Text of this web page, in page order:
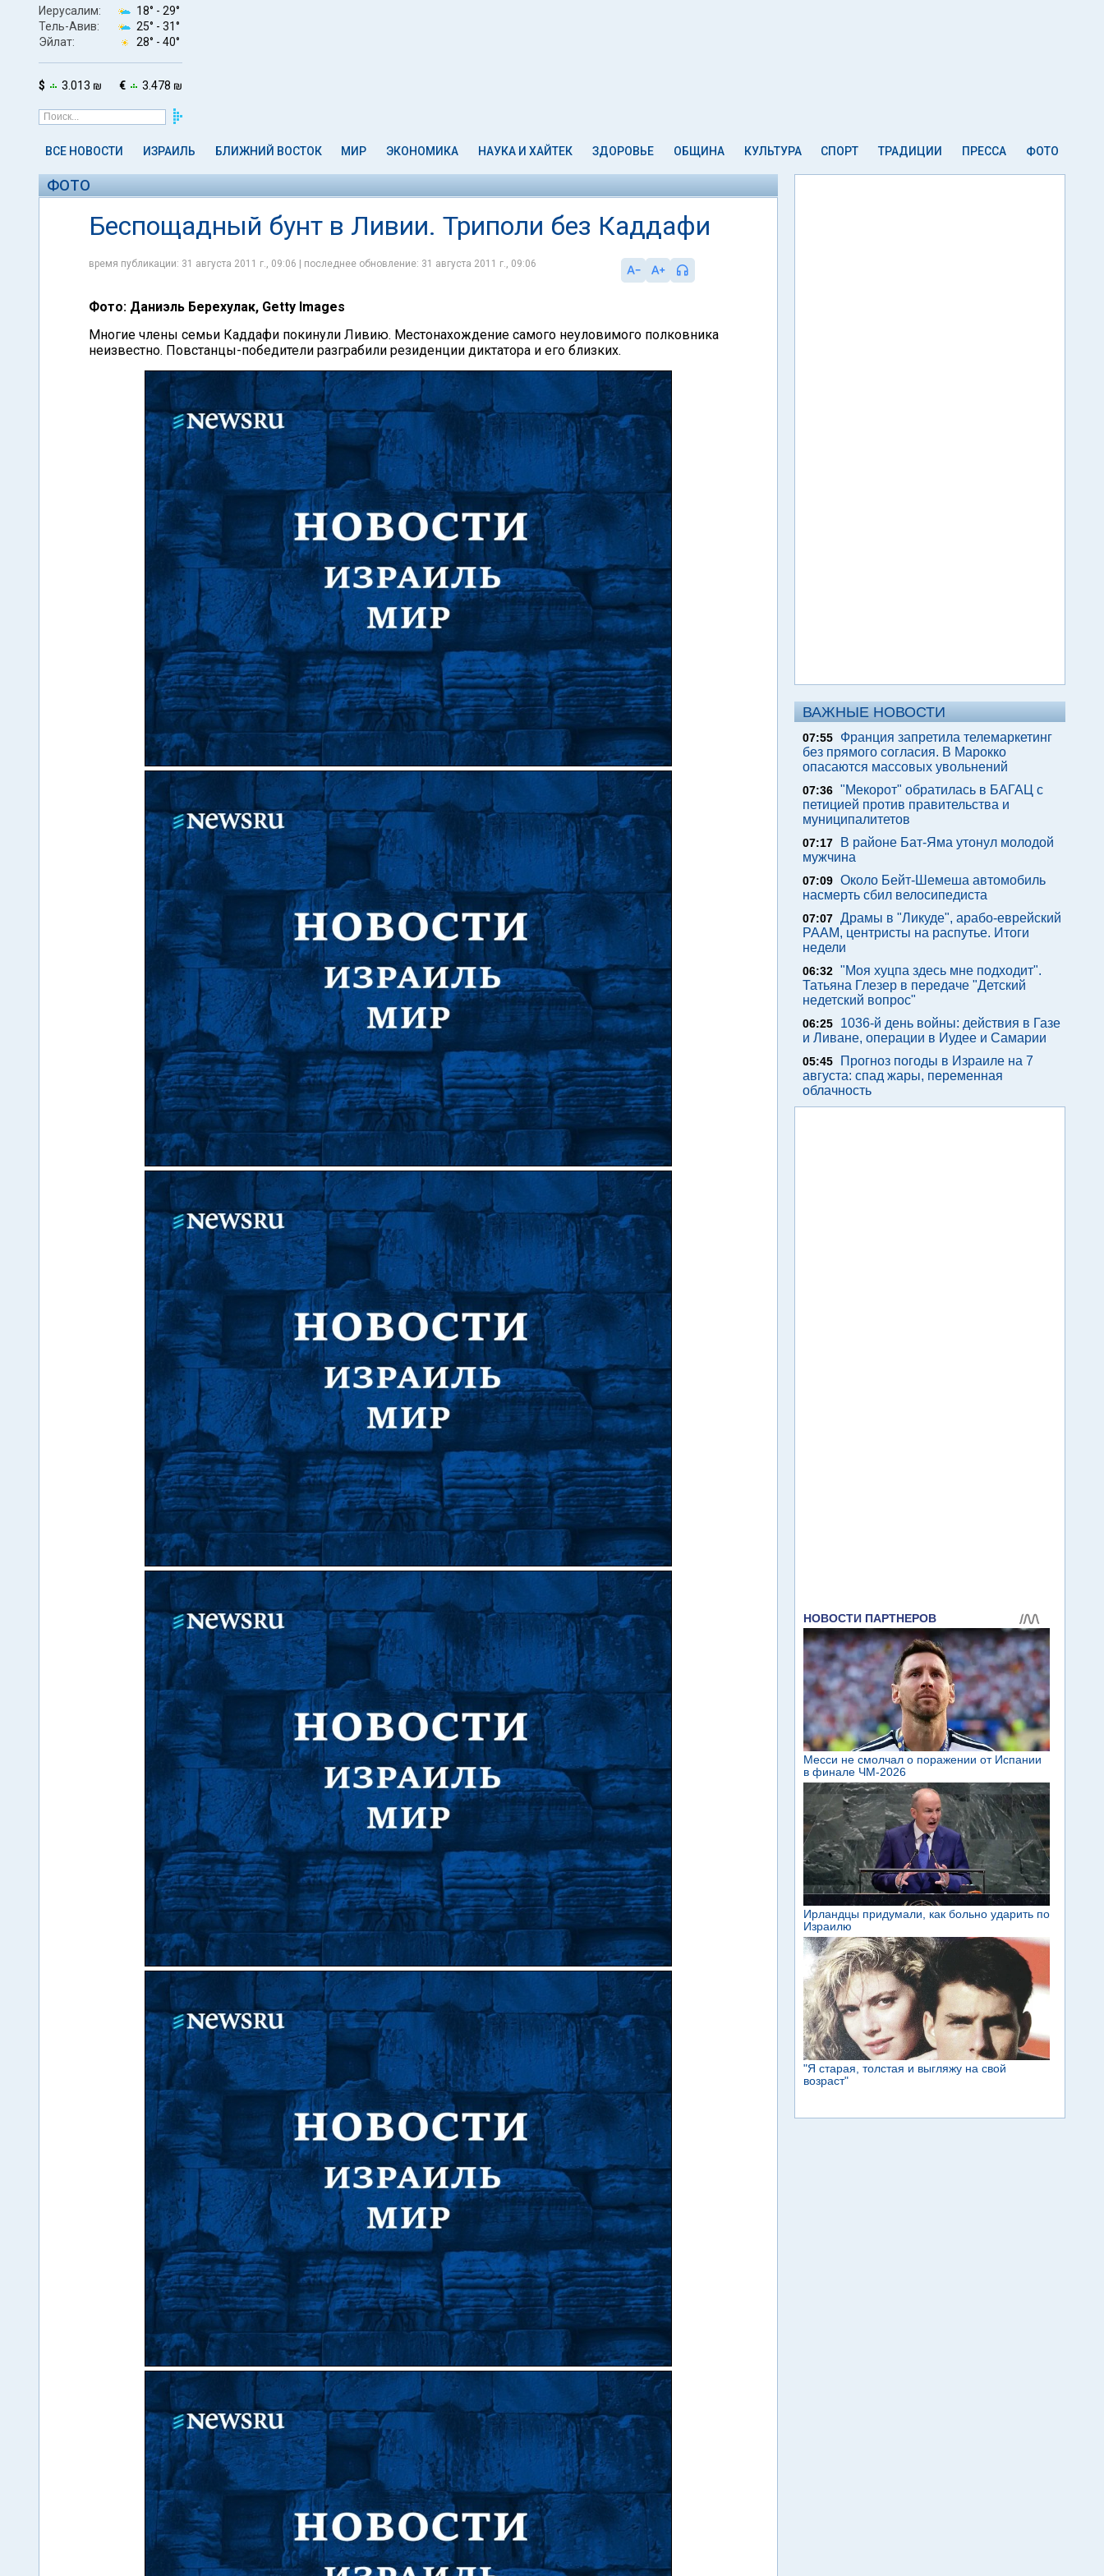
Иерусалим: 18° - 29°
Тель-Авив:
25° - 31°
Эйлат:
28° - 40°
$ 3.013 ₪ € 3.478 ₪
ВСЕ НОВОСТИ ИЗРАИЛЬ БЛИЖНИЙ ВОСТОК МИР ЭКОНОМИКА НАУКА И ХАЙТЕК ЗДОРОВЬЕ ОБЩИНА КУЛЬТУРА СПОРТ ТРАДИЦИИ ПРЕССА ФОТО
ФОТО
Беспощадный бунт в Ливии. Триполи без Каддафи
время публикации: 31 августа 2011 г., 09:06 | последнее обновление: 31 августа 2011 г., 09:06
Фото: Даниэль Берехулак, Getty Images
Многие члены семьи Каддафи покинули Ливию. Местонахождение самого неуловимого полковника
неизвестно. Повстанцы-победители разграбили резиденции диктатора и его близких.
ВАЖНЫЕ НОВОСТИ
07:55
Франция запретила телемаркетинг
без прямого согласия. В Марокко
опасаются массовых увольнений
07:36 "Мекорот" обратилась в БАГАЦ с
петицией против правительства и
муниципалитетов
07:17
В районе Бат-Яма утонул молодой
мужчина
07:09 Около Бейт-Шемеша автомобиль
насмерть сбил велосипедиста
07:07 Драмы в "Ликуде", арабо-еврейский
РААМ, центристы на распутье. Итоги
недели
06:32 "Моя хуцпа здесь мне подходит".
Татьяна Глезер в передаче "Детский
недетский вопрос"
06:25
1036-й день войны: действия в Газе
и Ливане, операции в Иудее и Самарии
05:45
Прогноз погоды в Израиле на 7
августа: спад жары, переменная
облачность